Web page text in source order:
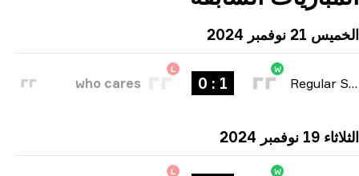
نوفمبر 2024
Regular
who cares
نوفمبر 2024